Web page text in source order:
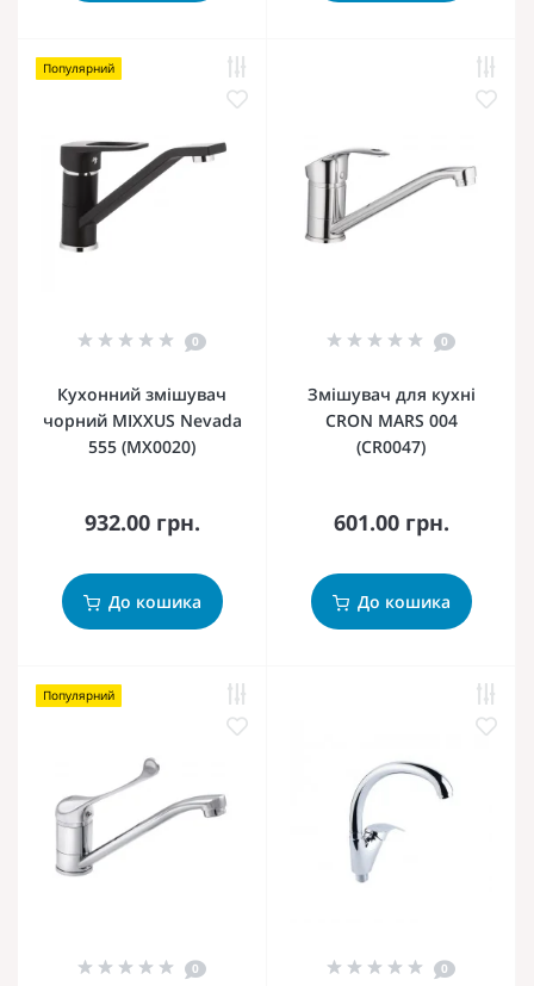
Популярний
0
Кухонний змішувач
чорний MIXXUS Nevada
555 (MX0020)
932.00 грн.
До кошика
0
Змішувач для кухні
CRON MARS 004
(CR0047)
601.00 грн.
До кошика
Популярний
0 0